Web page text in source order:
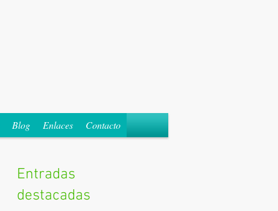
Blog Enlaces Contacto
Entradas
destacadas